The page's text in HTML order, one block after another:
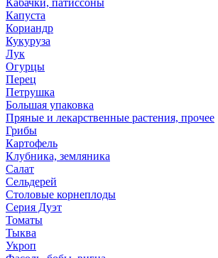
Кабачки, патиссоны
Капуста
Кориандр
Кукуруза
Лук
Огурцы
Перец
Петрушка
Большая упаковка
Пряные и лекарственные растения, прочее
Грибы
Картофель
Клубника, земляника
Салат
Сельдерей
Столовые корнеплоды
Серия Дуэт
Томаты
Тыква
Укроп